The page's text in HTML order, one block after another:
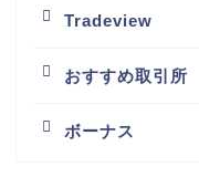
Tradeview
おすすめ取引所
ボーナス